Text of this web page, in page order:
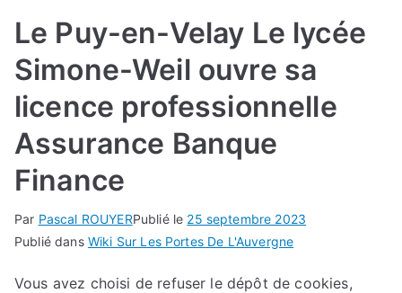
Le Puy-en-Velay Le lycée
Simone-Weil ouvre sa
licence professionnelle
Assurance Banque
Finance
Par Pascal ROUYERPublié le 25 septembre 2023
Publié dans Wiki Sur Les Portes De L'Auvergne
Vous avez choisi de refuser le dépôt de cookies,